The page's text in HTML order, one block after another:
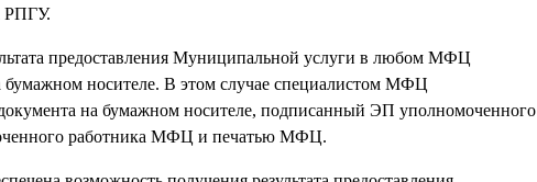
РПГУ.
предоставления Муниципальной услуги в любом МФЦ
бумажном носителе. В этом случае специалистом МФЦ
на бумажном носителе, подписанный ЭП уполномоченного
работника МФЦ и печатью МФЦ.